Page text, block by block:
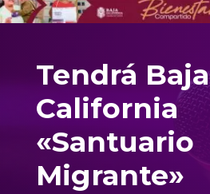
de
vídeo
Tendrá Baja
California
«Santuario
Migrante»